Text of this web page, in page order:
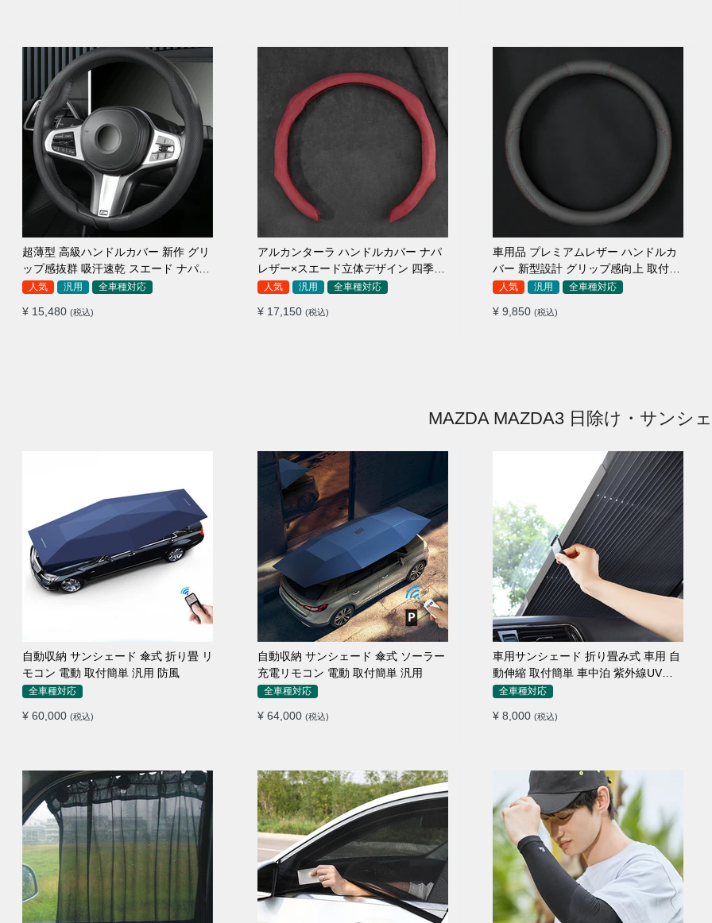
超薄型 高級ハンドルカバー 新作 グリ
ップ感抜群 吸汗速乾 スエード ナパレ
ザー 通年使用 37~38CM
人気 汎用 全車種対応
¥ 15,480 (税込)
アルカンターラ ハンドルカバー ナパ
レザー×スエード立体デザイン 四季汎
用 O/D型兼用 38-40cm
人気 汎用 全車種対応
¥ 17,150 (税込)
車用品 プレミアムレザー ハンドルカ
バー 新型設計 グリップ感向上 取付簡
単 滑り止め 36〜38cm
人気 汎用 全車種対応
¥ 9,850 (税込)
MAZDA MAZDA3 日除け・サンシ
自動収納 サンシェード 傘式 折り畳 リ
モコン 電動 取付簡単 汎用 防風
全車種対応
¥ 60,000 (税込)
自動収納 サンシェード 傘式 ソーラー
充電リモコン 電動 取付簡単 汎用
全車種対応
¥ 64,000 (税込)
車用サンシェード 折り畳み式 車用 自
動伸縮 取付簡単 車中泊 紫外線UVカ
ット 仮眠 断熱
全車種対応
¥ 8,000 (税込)